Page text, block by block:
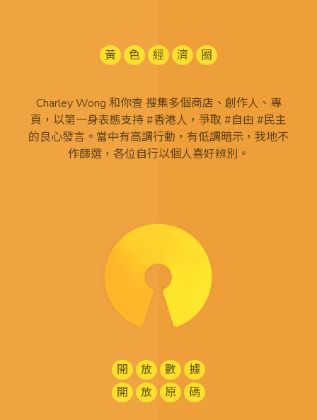
黃 色 經 濟 圈
Charley Wong 和你查 搜集多個商店、創作人、專
頁，以第一身表態支持 #香港人，爭取 #自由 #民主
的良心發言。當中有高調行動，有低調暗示，我地不
作篩選，各位自行以個人喜好辨別。
開 放 數
據
開
放 原 碼